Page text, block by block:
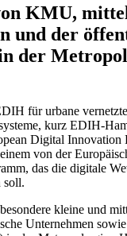
KMU,
und der
der
für urbane
kurz EDIH-
Digital
von der
das die digitale
soll.
kleine und
Unternehmen